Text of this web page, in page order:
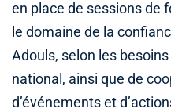
en place de sessions de
le domaine de la
Adouls, selon les
national, ainsi que de
d’événements et